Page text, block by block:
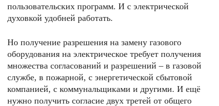
пользовательских программ. И с электрической
духовкой удобней работать.
Но получение разрешения на замену газового
оборудования на электрическое требует получения
множества согласований и разрешений – в газовой
службе, в пожарной, с энергетической сбытовой
компанией, с коммунальщиками и другими. И ещё
нужно получить согласие двух третей от общего